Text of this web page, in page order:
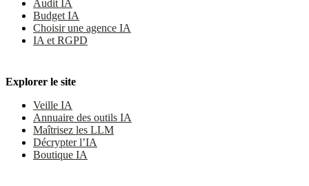
Audit IA
Budget IA
Choisir une agence IA
IA et RGPD
Explorer le site
Veille IA
Annuaire des outils IA
Maîtrisez les LLM
Décrypter l’IA
Boutique IA